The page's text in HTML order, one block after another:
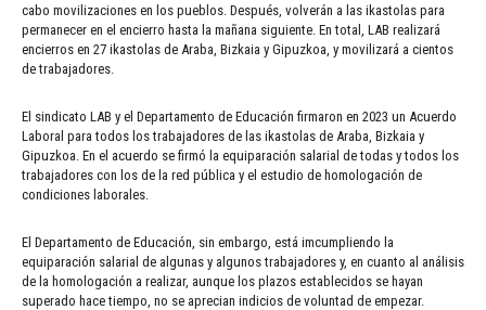
cabo movilizaciones en los pueblos. Después, volverán a las ikastolas para
permanecer en el encierro hasta la mañana siguiente. En total, LAB realizará
encierros en 27 ikastolas de Araba, Bizkaia y Gipuzkoa, y movilizará a cientos
de trabajadores.
El sindicato LAB y el Departamento de Educación firmaron en 2023 un Acuerdo
Laboral para todos los trabajadores de las ikastolas de Araba, Bizkaia y
Gipuzkoa. En el acuerdo se firmó la equiparación salarial de todas y todos los
trabajadores con los de la red pública y el estudio de homologación de
condiciones laborales.
El Departamento de Educación, sin embargo, está imcumpliendo la
equiparación salarial de algunas y algunos trabajadores y, en cuanto al análisis
de la homologación a realizar, aunque los plazos establecidos se hayan
superado hace tiempo, no se aprecian indicios de voluntad de empezar.